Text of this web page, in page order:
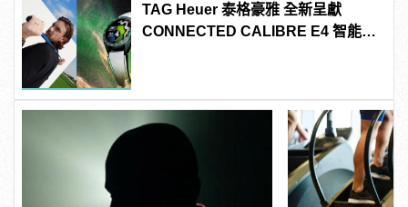
TAG Heuer 泰格豪雅 全新呈獻
CONNECTED CALIBRE E4 智能腕